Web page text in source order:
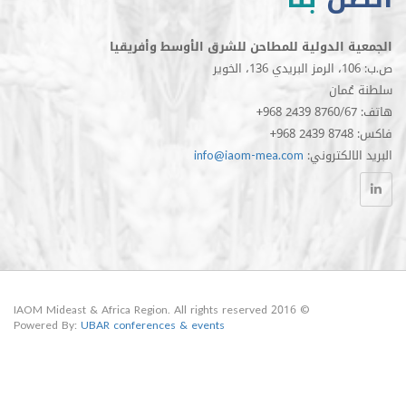
الدولية للمطاحن للشرق الأوسط وأفريقيا
info@iaom-mea.com
Powered By:UBAR conferences & events